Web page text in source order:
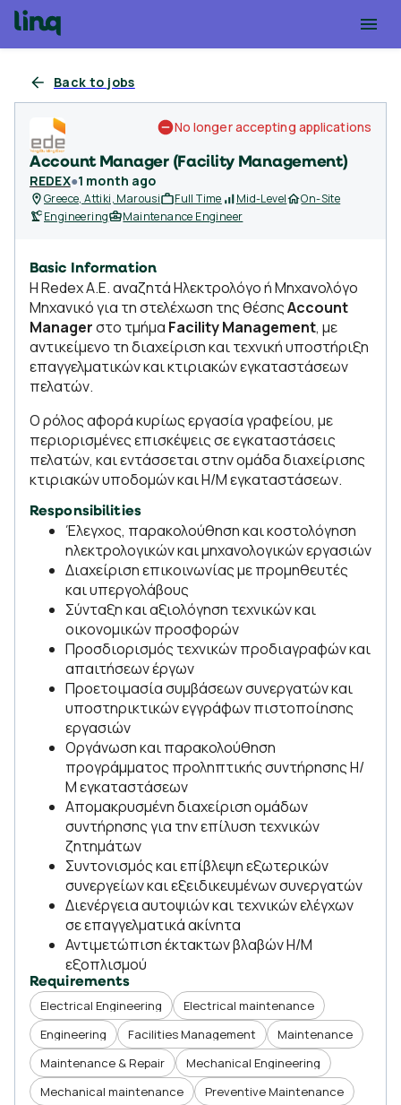
Back to jobs
Account Manager (Facility Management)
REDEX●1 month ago
No longer accepting applications
Greece, Attiki, Marousi Full Time Mid-Level
On-Site
Engineering
Maintenance Engineer
Basic Information
Η Redex A.E. αναζητά Ηλεκτρολόγο ή Μηχανολόγο
Μηχανικό για τη στελέχωση της θέσηςAccount
Managerστο τμήμα Facility Management, με
αντικείμενο τη διαχείριση και τεχνική υποστήριξη
επαγγελματικών και κτιριακών εγκαταστάσεων
πελατών.
Ο ρόλος αφορά κυρίως εργασία γραφείου, με
περιορισμένες επισκέψεις σε εγκαταστάσεις
πελατών, και εντάσσεται στην ομάδα διαχείρισης
κτιριακών υποδομών και Η/Μ εγκαταστάσεων.
Responsibilities
Έλεγχος, παρακολούθηση και κοστολόγηση
ηλεκτρολογικών και μηχανολογικών εργασιών
Διαχείριση επικοινωνίας με προμηθευτές
και υπεργολάβους
Σύνταξη και αξιολόγηση τεχνικών και
οικονομικών προσφορών
Προσδιορισμός τεχνικών προδιαγραφών και
απαιτήσεων έργων
Προετοιμασία συμβάσεων συνεργατών και
υποστηρικτικών εγγράφων πιστοποίησης
εργασιών
Οργάνωση και παρακολούθηση
προγράμματος προληπτικής συντήρησης Η/
Μ εγκαταστάσεων
Απομακρυσμένη διαχείριση ομάδων
συντήρησης για την επίλυση τεχνικών
ζητημάτων
Συντονισμός και επίβλεψη εξωτερικών
συνεργείων και εξειδικευμένων συνεργατών
Διενέργεια αυτοψιών και τεχνικών ελέγχων
σε επαγγελματικά ακίνητα
Αντιμετώπιση έκτακτων βλαβών Η/Μ
εξοπλισμού
Requirements
Electrical Engineering
Electrical maintenance
Engineering
Facilities Management
Maintenance
Maintenance & Repair
Mechanical Engineering
Mechanical maintenance
Preventive Maintenance